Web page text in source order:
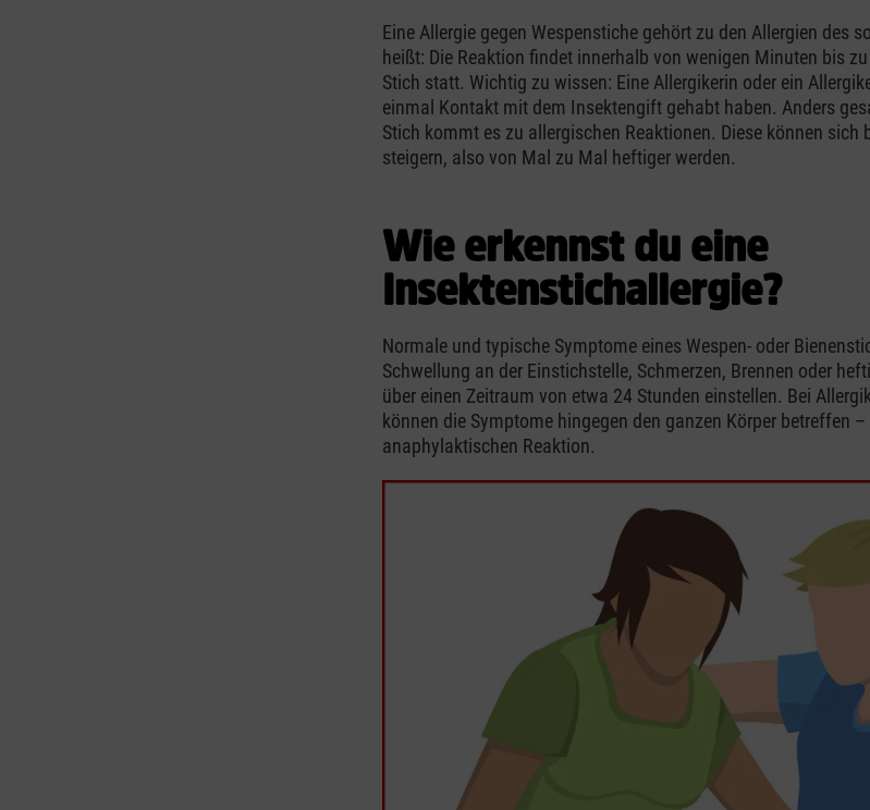
Eine Allergie gegen Wespenstiche gehört zu den Allergien des
heißt: Die Reaktion findet innerhalb von wenigen Minuten bis
Stich statt. Wichtig zu wissen: Eine Allergikerin oder ein
einmal Kontakt mit dem Insektengift gehabt haben. Anders
Stich kommt es zu allergischen Reaktionen. Diese können sich
steigern, also von Mal zu Mal heftiger werden.
Wie erkennst du eine
Insektenstichallergie?
Normale und typische Symptome eines Wespen- oder
Schwellung an der Einstichstelle, Schmerzen, Brennen oder
über einen Zeitraum von etwa 24 Stunden einstellen. Bei
können die Symptome hingegen den ganzen Körper betreffen
anaphylaktischen Reaktion.